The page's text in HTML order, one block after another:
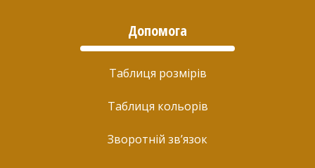
Допомога
Таблиця розмірів
Таблиця кольорів
Зворотній зв’язок